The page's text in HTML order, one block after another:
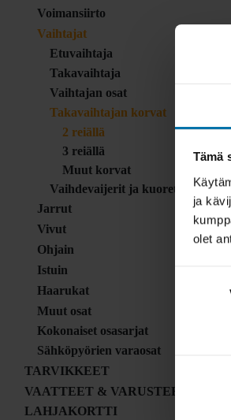
Tämä
ja
olet
Voimansiirto
Vaihtajat
Etuvaihtaja
Takavaihtaja
Vaihtajan osat
Takavaihtajan korvat
2 reiällä
3 reiällä
Muut korvat
Vaihdevaijerit ja kuoret
Jarrut
Vivut
Ohjain
Istuin
Haarukat
Muut osat
Kokonaiset osasarjat
Sähköpyörien varaosat
TARVIKKEET
VAATTEET & VARUSTEET
LAHJAKORTTI